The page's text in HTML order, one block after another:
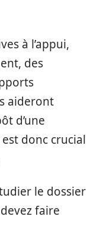
à l’appui,
des
aideront
d’une
donc crucial
le dossier
faire